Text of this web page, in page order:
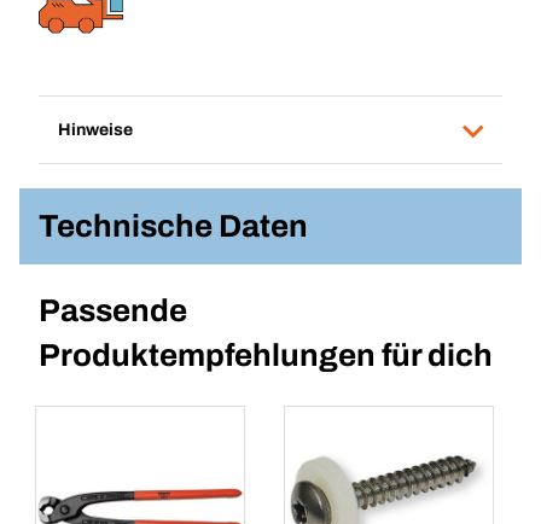
Hinweise
Technische Daten
Passende
Produktempfehlungen für dich